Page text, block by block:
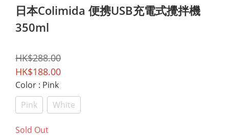
日本Colimida 便携USB充電式攪拌機
350ml
HK$288.00
HK$188.00
Color : Pink
Pink
White
Sold Out